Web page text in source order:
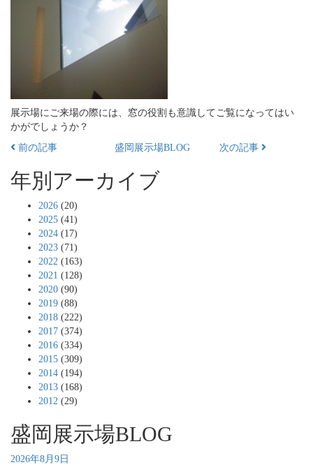
展示場にご来場の際には、窓の役割も意識してご覧になってはい
かがでしょうか？
前の記事
盛岡展示場BLOG 次の記事
年別アーカイブ
2026 (20)
2025 (41)
2024 (17)
2023 (71)
2022 (163)
2021 (128)
2020 (90)
2019 (88)
2018 (222)
2017 (374)
2016 (334)
2015 (309)
2014 (194)
2013 (168)
2012 (29)
盛岡展示場BLOG
2026年8月9日